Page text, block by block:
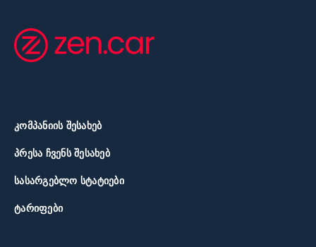
ᲙᲝᲛᲞᲐᲜᲘᲘᲡ ᲨᲔᲡᲐᲮᲔᲑ
ᲞᲠᲔᲡᲐ ᲩᲕᲔᲜᲡ ᲨᲔᲡᲐᲮᲔᲑ
ᲡᲐᲡᲐᲠᲒᲔᲑᲚᲝ ᲡᲢᲐᲢᲘᲔᲑᲘ
ᲢᲐᲠᲘᲤᲔᲑᲘ